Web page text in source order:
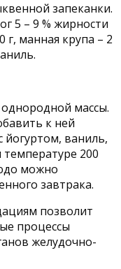
запеканки.
5 – 9 % жирности
г, манная крупа – 2
массы.
к ней
йогуртом, ваниль,
200
можно
завтрака.
позволит
процессы
желудочно-